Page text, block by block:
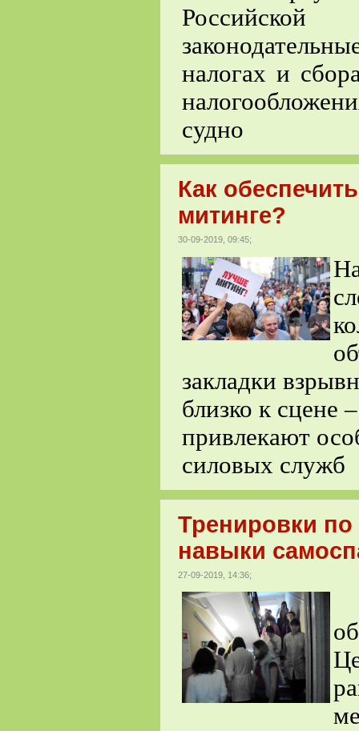
налогах и
судно
Как
митинге?
30-09-2019, 09:45;
закладки
близко к сцене
привлекают
силовых служб
Тренировки
навыки
27-09-2019, 14:36;